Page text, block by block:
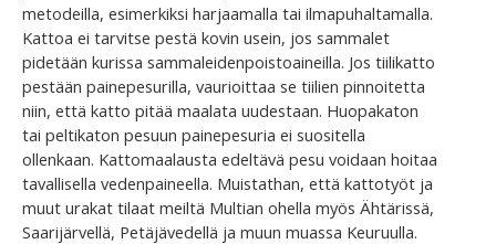
metodeilla, esimerkiksi harjaamalla tai ilmapuhaltamalla.
Kattoa ei tarvitse pestä kovin usein, jos sammalet
pidetään kurissa sammaleidenpoistoaineilla. Jos tiilikatto
pestään painepesurilla, vaurioittaa se tiilien pinnoitetta
niin, että katto pitää maalata uudestaan. Huopakaton
tai peltikaton pesuun painepesuria ei suositella
ollenkaan. Kattomaalausta edeltävä pesu voidaan hoitaa
tavallisella vedenpaineella. Muistathan, että kattotyöt ja
muut urakat tilaat meiltä Multian ohella myös Ähtärissä,
Saarijärvellä, Petäjävedellä ja muun muassa Keuruulla.